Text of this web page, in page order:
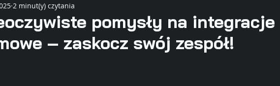
pomysły na integracje
– zaskocz swój zespół!
2 minut(y) czytania